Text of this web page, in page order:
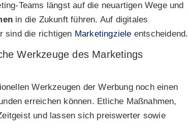
Teams längst auf die neuartigen Wege und
in die Zukunft führen. Auf digitales
sind die richtigen Marketingziele entscheidend.
Werkzeuge des Marketings
Werkzeugen der Werbung noch einen
erreichen können. Etliche Maßnahmen,
und lassen sich preiswerter sowie